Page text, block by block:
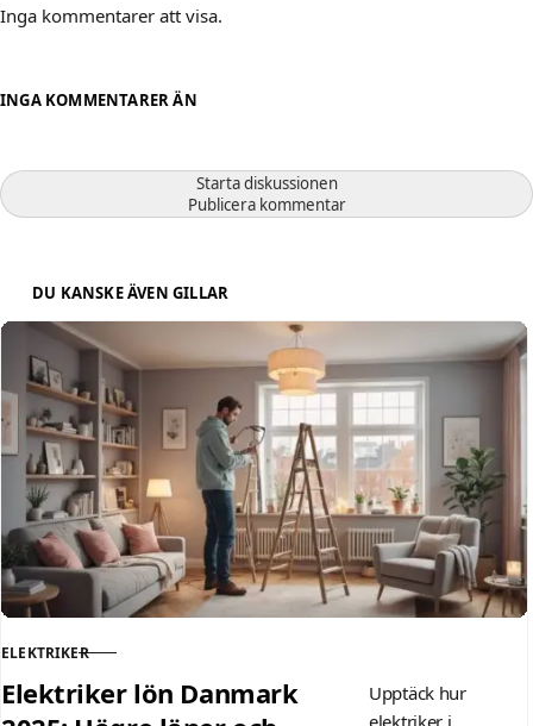
Inga kommentarer att visa.
INGA KOMMENTARER ÄN
Starta diskussionen
Publicera kommentar
DU KANSKE ÄVEN GILLAR
KATEGORI
ELEKTRIKER
Elektriker lön Danmark
Upptäck hur